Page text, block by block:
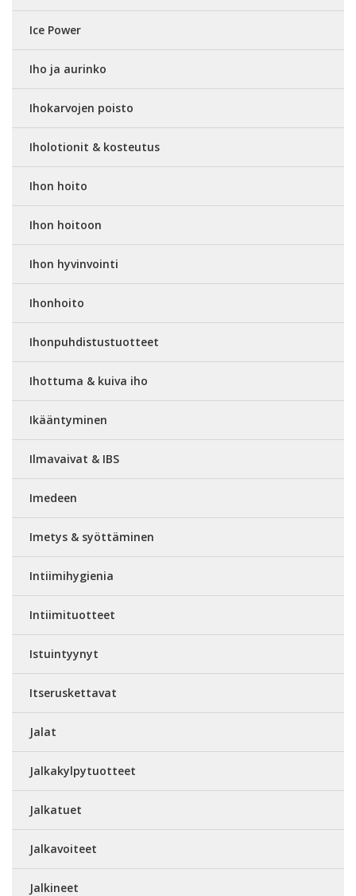
Ice Power
Iho ja aurinko
Ihokarvojen poisto
Iholotionit & kosteutus
Ihon hoito
Ihon hoitoon
Ihon hyvinvointi
Ihonhoito
Ihonpuhdistustuotteet
Ihottuma & kuiva iho
Ikääntyminen
Ilmavaivat & IBS
Imedeen
Imetys & syöttäminen
Intiimihygienia
Intiimituotteet
Istuintyynyt
Itseruskettavat
Jalat
Jalkakylpytuotteet
Jalkatuet
Jalkavoiteet
Jalkineet